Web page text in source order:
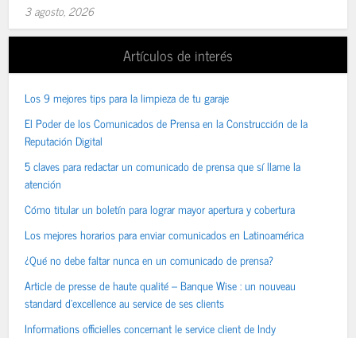
3 agosto, 2026
Artículos de interés
Los 9 mejores tips para la limpieza de tu garaje
El Poder de los Comunicados de Prensa en la Construcción de la
Reputación Digital
5 claves para redactar un comunicado de prensa que sí llame la
atención
Cómo titular un boletín para lograr mayor apertura y cobertura
Los mejores horarios para enviar comunicados en Latinoamérica
¿Qué no debe faltar nunca en un comunicado de prensa?
Article de presse de haute qualité – Banque Wise : un nouveau
standard d’excellence au service de ses clients
Informations officielles concernant le service client de Indy